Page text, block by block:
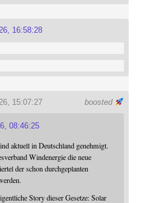
16:58:28
boosted
15:07:27
08:46:25
aktuell in Deutschland genehmigt.
Windenergie die neue
der schon durchgeplanten
Story dieser Gesetze: Solar